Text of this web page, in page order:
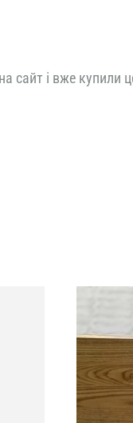
сайт і вже